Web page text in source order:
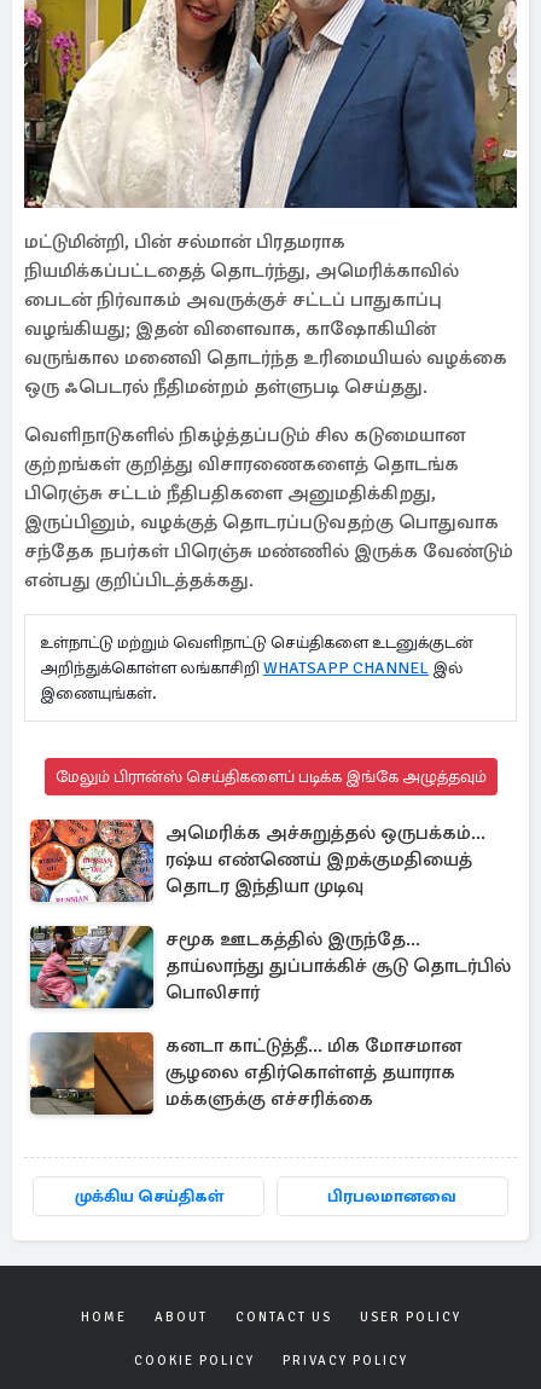
மட்டுமின்றி, பின் சல்மான் பிரதமராக
நியமிக்கப்பட்டதைத் தொடர்ந்து, அமெரிக்காவில்
பைடன் நிர்வாகம் அவருக்குச் சட்டப் பாதுகாப்பு
வழங்கியது; இதன் விளைவாக, காஷோகியின்
வருங்கால மனைவி தொடர்ந்த உரிமையியல் வழக்கை
ஒரு ஃபெடரல் நீதிமன்றம் தள்ளுபடி செய்தது.
வெளிநாடுகளில் நிகழ்த்தப்படும் சில கடுமையான
குற்றங்கள் குறித்து விசாரணைகளைத் தொடங்க
பிரெஞ்சு சட்டம் நீதிபதிகளை அனுமதிக்கிறது,
இருப்பினும், வழக்குத் தொடரப்படுவதற்கு பொதுவாக
சந்தேக நபர்கள் பிரெஞ்சு மண்ணில் இருக்க வேண்டும்
என்பது குறிப்பிடத்தக்கது.
உள்நாட்டு மற்றும் வெளிநாட்டு செய்திகளை உடனுக்குடன்
அறிந்துக்கொள்ள லங்காசிறி WHATSAPP CHANNEL இல்
இணையுங்கள்.
மேலும் பிரான்ஸ் செய்திகளைப் படிக்க இங்கே அழுத்தவும்
அமெரிக்க அச்சுறுத்தல் ஒருபக்கம்...
ரஷ்ய எண்ணெய் இறக்குமதியைத்
தொடர இந்தியா முடிவு
சமூக ஊடகத்தில் இருந்தே...
தாய்லாந்து துப்பாக்கிச் சூடு தொடர்பில்
பொலிசார்
கனடா காட்டுத்தீ... மிக மோசமான
சூழலை எதிர்கொள்ளத் தயாராக
மக்களுக்கு எச்சரிக்கை
முக்கிய செய்திகள் பிரபலமானவை
HOME ABOUT CONTACT US USER POLICY
COOKIE POLICY PRIVACY POLICY